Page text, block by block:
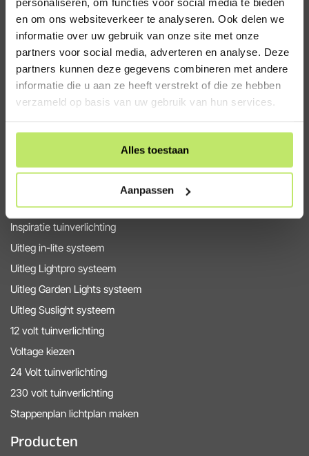
en om ons websiteverkeer te analyseren. Ook delen we
informatie over uw gebruik van onze site met onze
partners voor social media, adverteren en analyse. Deze
partners kunnen deze gegevens combineren met andere
informatie die u aan ze heeft verstrekt of die ze hebben
verzameld op basis van uw gebruik van hun services.
Alles toestaan
Aanpassen
Algemene Voorwaarden
Retour Voorwaarden
Cookies
Zakelijk bestellen
Spaarpunten programma
Privacy verklaring
Contact
Montage tuinverlichting
Inspiratie tuinverlichting
Uitleg in-lite systeem
Uitleg Lightpro systeem
Uitleg Garden Lights systeem
Uitleg Suslight systeem
12 volt tuinverlichting
Voltage kiezen
24 Volt tuinverlichting
230 volt tuinverlichting
Stappenplan lichtplan maken
Producten